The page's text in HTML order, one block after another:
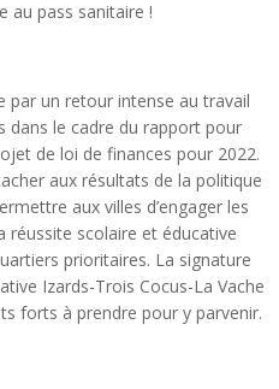
au pass sanitaire !
par un retour intense au travail
dans le cadre du rapport pour
de loi de finances pour 2022.
aux résultats de la politique
aux villes d’engager les
scolaire et éducative
prioritaires. La signature
Izards-Trois Cocus-La Vache
forts à prendre pour y parvenir.